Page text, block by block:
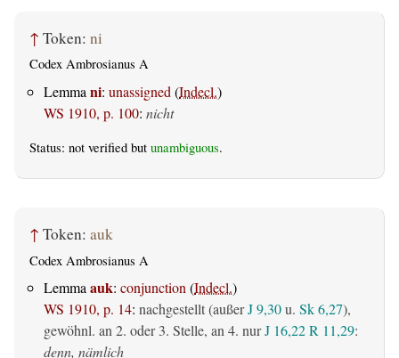
↑ Token: ni
Codex Ambrosianus A
Lemma ni: unassigned (Indecl.)
WS 1910, p. 100: nicht
Status: not verified but unambiguous.
↑ Token: auk
Codex Ambrosianus A
Lemma auk: conjunction (Indecl.)
WS 1910, p. 14: nachgestellt (außerJ 9,30u. Sk 6,27),
gewöhnl. an 2. oder 3. Stelle, an 4. nurJ 16,22R 11,29:
denn, nämlich